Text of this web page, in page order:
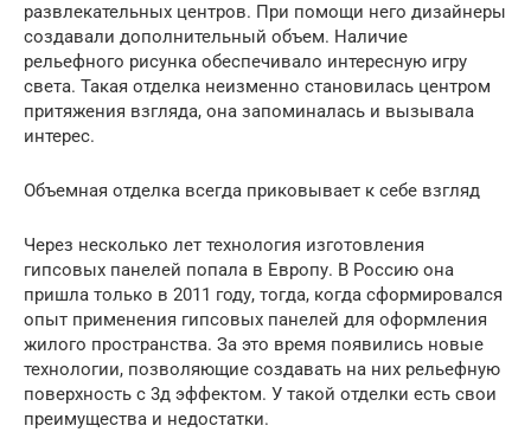
развлекательных центров. При помощи него дизайнеры
создавали дополнительный объем. Наличие
рельефного рисунка обеспечивало интересную игру
света. Такая отделка неизменно становилась центром
притяжения взгляда, она запоминалась и вызывала
интерес.
Объемная отделка всегда приковывает к себе взгляд
Через несколько лет технология изготовления
гипсовых панелей попала в Европу. В Россию она
пришла только в 2011 году, тогда, когда сформировался
опыт применения гипсовых панелей для оформления
жилого пространства. За это время появились новые
технологии, позволяющие создавать на них рельефную
поверхность с 3д эффектом. У такой отделки есть свои
преимущества и недостатки.